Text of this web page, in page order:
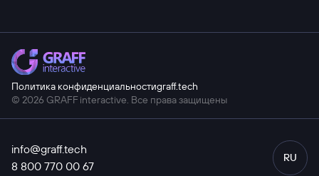
Политика конфиденциальностиgraff.tech
© 2026 GRAFF interactive. Все права защищены
info@graff.tech
8 800 770 00 67
RU